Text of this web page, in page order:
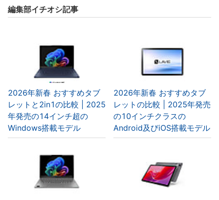
編集部イチオシ記事
2026年新春 おすすめタブ
レットと2in1の比較 | 2025
年発売の14インチ超の
Windows搭載モデル
2026年新春 おすすめタブ
レットの比較 | 2025年発売
の10インチクラスの
Android及びiOS搭載モデル